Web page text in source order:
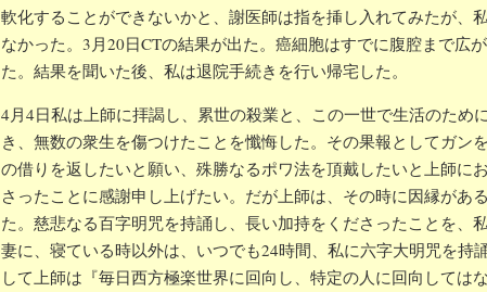
軟化することができないかと、謝医師は指を挿し入れてみたが、
なかった。3月20日CTの結果が出た。癌細胞はすでに腹腔まで広
た。結果を聞いた後、私は退院手続きを行い帰宅した。
4月4日私は上師に拝謁し、累世の殺業と、この一世で生活のため
き、無数の衆生を傷つけたことを懺悔した。その果報としてガン
の借りを返したいと願い、殊勝なるポワ法を頂戴したいと上師に
さったことに感謝申し上げたい。だが上師は、その時に因縁があ
た。慈悲なる百字明咒を持誦し、長い加持をくださったことを、
妻に、寝ている時以外は、いつでも24時間、私に六字大明咒を持
して上師は『毎日西方極楽世界に回向し、特定の人に回向しては